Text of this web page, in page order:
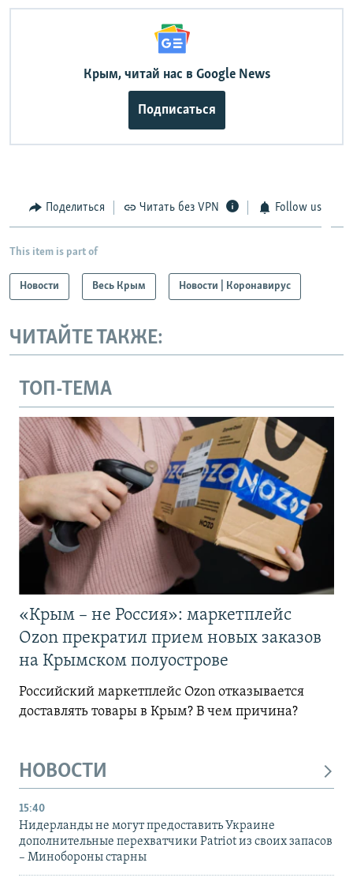
240p
720p 1080p
Крым, читай нас в Google News
Подписаться
Поделиться Читать без VPN Follow us
This item is part of
Новости Весь Крым Новости | Коронавирус
ЧИТАЙТЕ ТАКЖЕ:
ТОП-ТЕМА
«Крым – не Россия»: маркетплейс
Ozon прекратил прием новых заказов
на Крымском полуострове
Российский маркетплейс Ozon отказывается
доставлять товары в Крым? В чем причина?
НОВОСТИ
15:40
Нидерланды не могут предоставить Украине
дополнительные перехватчики Patriot из своих запасов
– Минобороны старны